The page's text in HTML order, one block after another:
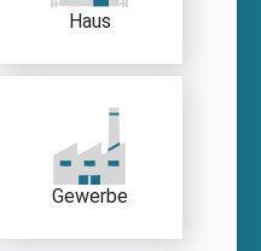
Haus
Gewerbe